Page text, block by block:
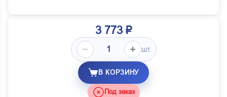
3 773 ₽
шт.
В КОРЗИНУ
Под заказ